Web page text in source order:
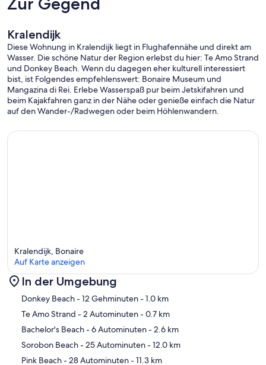
Stühle.
* Viele Fenster Türen Frischluft von Passatwinde zu erhalten (unsere
Einheit die beste Kinderspiel aufgrund seiner Lage bekommt)
* Gitter an allen Fenstern und Türen
* Extra Privatsphäre mit einem Endgerät Wohnung
* Klimaanlage in der gesamten Wohnung
mieten und Paddel-Boards von ihnen aufstehen)
* Schnorchel oder Tauch vor der Wohnung - und gehen Sie einfach
Tanks / Getriebe / Schnorchel greifen (sah Barrakuda, zwei große
Schildkröten, Tintenfische, Fische eine Schule der blue tang, große
Papageien und mehr!)
* Super Schnorcheln !! Gehen Sie über den Kanal nach rechts (18.
Palm) oder nach links in Richtung Windsack (vor Tae Amo Strand)
Kralendijk
Diese Wohnung in Kralendijk liegt in Flughafennähe und direkt am
Wasser. Die schöne Natur der Region erlebst du hier: Te Amo Strand
und Donkey Beach. Wenn du dagegen eher kulturell interessiert
bist, ist Folgendes empfehlenswert: Bonaire Museum und
Mangazina di Rei. Erlebe Wasserspaß pur beim Jetskifahren und
beim Kajakfahren ganz in der Nähe oder genieße einfach die Natur
auf den Wander-/Radwegen oder beim Höhlenwandern.
Karte
Kralendijk, Bonaire
Auf Karte anzeigen
In der Umgebung
Donkey Beach- 12 Gehminuten- 1.0 km
Te Amo Strand - 2 Autominuten- 0.7 km
Bachelor's Beach- 6 Autominuten- 2.6 km
Sorobon Beach- 25 Autominuten- 12.0 km
Pink Beach- 28 Autominuten- 11.3 km